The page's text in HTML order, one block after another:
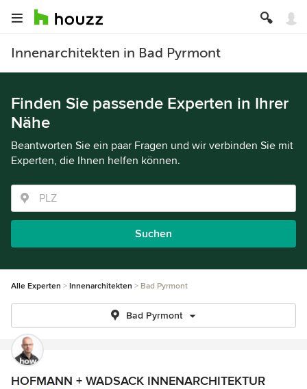
Innenarchitekten in Bad Pyrmont
Finden Sie passende Experten in Ihrer
Nähe
Beantworten Sie ein paar Fragen und wir verbinden Sie mit
Experten, die Ihnen helfen können.
Suchen
Alle Experten Innenarchitekten Bad Pyrmont
Bad Pyrmont
HOFMANN + WADSACK INNENARCHITEKTUR